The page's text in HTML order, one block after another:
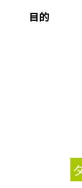
目的